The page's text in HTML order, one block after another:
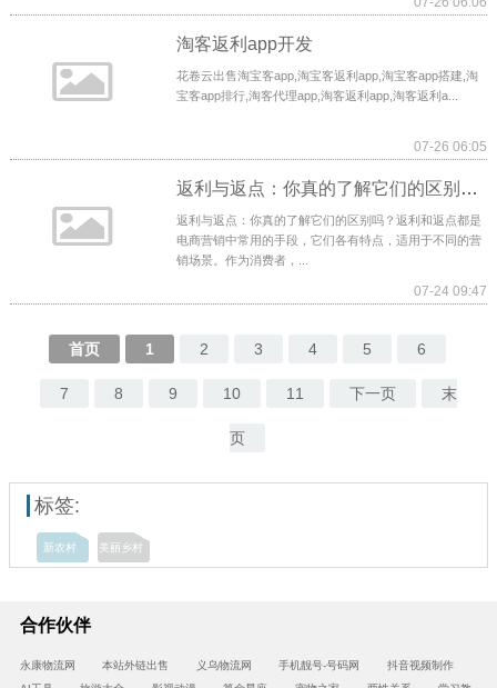
淘客返利app开发
花卷云出售淘宝客app,淘宝客返利app,淘宝客app搭建,淘
宝客app排行,淘客代理app,淘客返利app,淘客返利a...
07-26 06:05
返利与返点：你真的了解它们的区别吗？
返利与返点：你真的了解它们的区别吗？返利和返点都是
电商营销中常用的手段，它们各有特点，适用于不同的营
销场景。作为消费者，...
07-24 09:47
首页 1 2 3 4 5 6
7 8 9 10 11 下一页 末
页
标签:
新农村 美丽乡村
合作伙伴
永康物流网 本站外链出售 义乌物流网 手机靓号-号码网
抖音视频制作